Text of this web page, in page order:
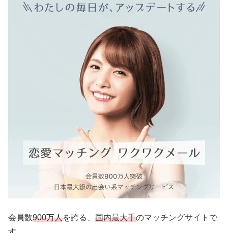
会員数900万人を誇る、 国内最大手のマッチングサイトで